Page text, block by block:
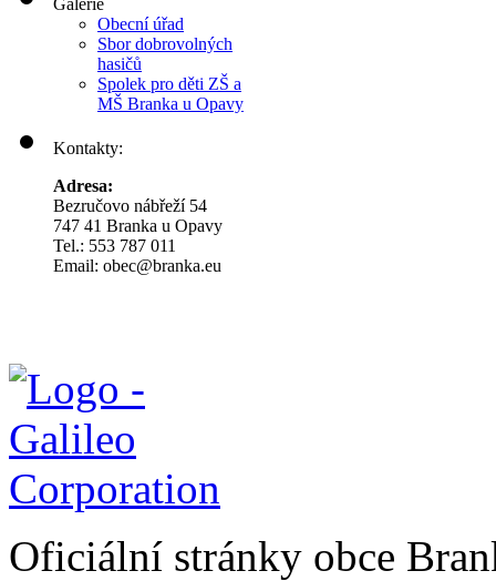
Obecní úřad
Sbor dobrovolných
hasičů
Spolek pro děti ZŠ a
MŠ Branka u Opavy
Kontakty:
Adresa:
Bezručovo nábřeží 54
747 41 Branka u Opavy
Tel.: 553 787 011
Email: obec@branka.eu
Oficiální stránky obce